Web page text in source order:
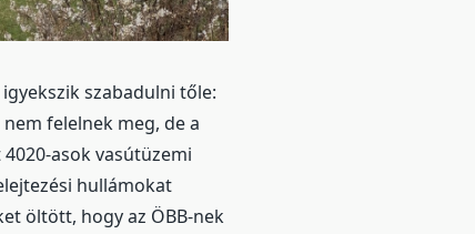
szabadulni tőle:
felelnek meg, de a
asok vasútüzemi
hullámokat
öltött, hogy az ÖBB-nek